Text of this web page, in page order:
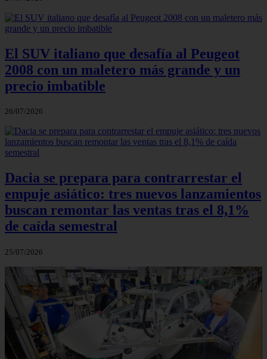
El SUV italiano que desafía al Peugeot
2008 con un maletero más grande y un
precio imbatible
26/07/2026
Dacia se prepara para contrarrestar el
empuje asiático: tres nuevos lanzamientos
buscan remontar las ventas tras el 8,1%
de caída semestral
25/07/2026